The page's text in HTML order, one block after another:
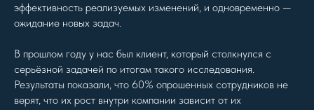
эффективность реализуемых изменений, и одновременно —
ожидание новых задач.
В прошлом году у нас был клиент, который столкнулся с
серьёзной задачей по итогам такого исследования.
Результаты показали, что 60% опрошенных сотрудников не
верят, что их рост внутри компании зависит от их